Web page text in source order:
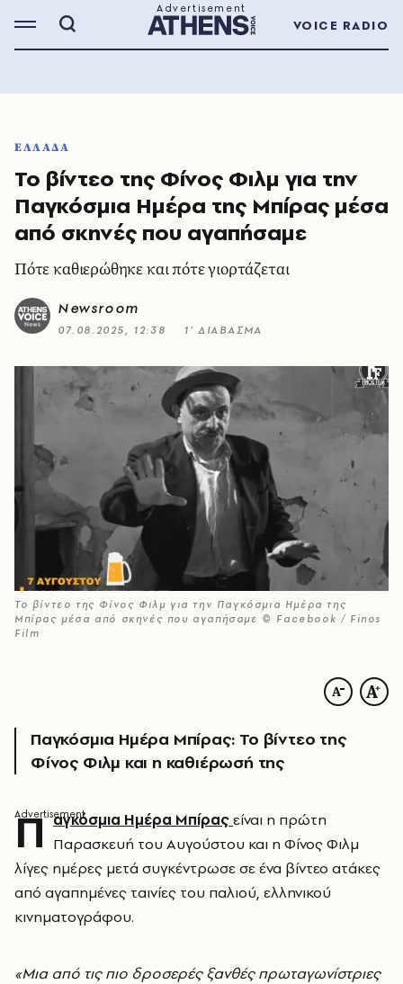
VOICE RADIO
ΕΛΛΑΔΑ
Το βίντεο της Φίνος Φιλμ για την
Παγκόσμια Ημέρα της Μπίρας μέσα
από σκηνές που αγαπήσαμε
Πότε καθιερώθηκε και πότε γιορτάζεται
Newsroom
07.08.2025, 12:38 1’ ΔΙΑΒΑΣΜΑ
Το βίντεο της Φίνος Φιλμ για την Παγκόσμια Ημέρα της
Μπίρας μέσα από σκηνές που αγαπήσαμε © Facebook / Finos
Film
Παγκόσμια Ημέρα Μπίρας: Το βίντεο της
Φίνος Φιλμ και η καθιέρωσή της
Π αγκόσμια Ημέρα Μπίραςείναι η πρώτη
Παρασκευή του Αυγούστου και η Φίνος Φιλμ
λίγες ημέρες μετά συγκέντρωσε σε ένα βίντεο ατάκες
από αγαπημένες ταινίες του παλιού, ελληνικού
κινηματογράφου.
«Μια από τις πιο δροσερές ξανθές πρωταγωνίστριες